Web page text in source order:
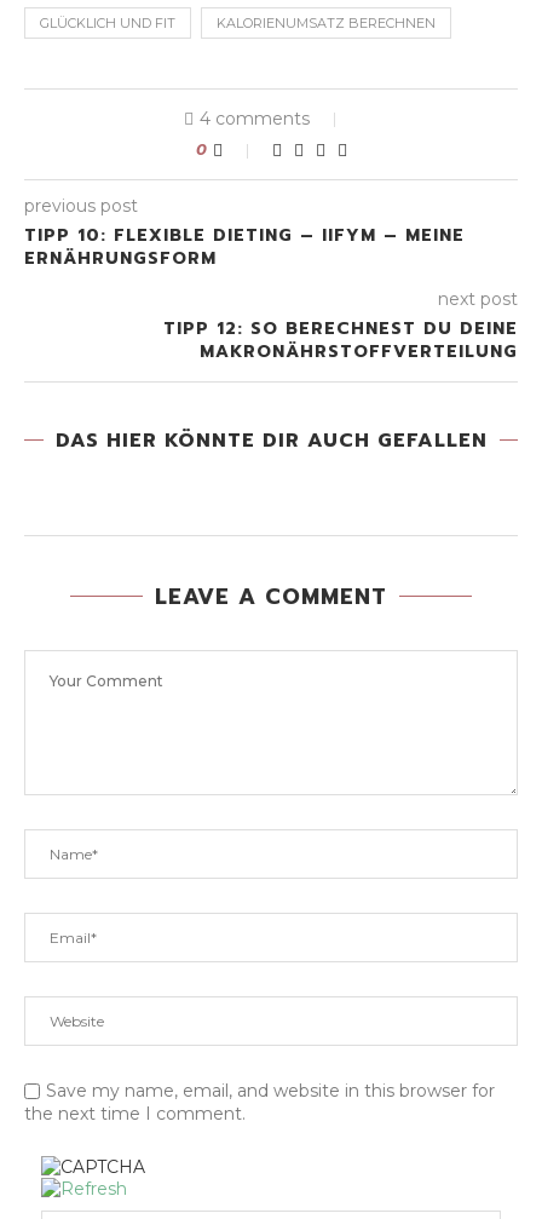
GLÜCKLICH UND FIT KALORIENUMSATZ BERECHNEN
4 comments
0
previous post
TIPP 10: FLEXIBLE DIETING – IIFYM – MEINE
ERNÄHRUNGSFORM
next post
TIPP 12: SO BERECHNEST DU DEINE
MAKRONÄHRSTOFFVERTEILUNG
DAS HIER KÖNNTE DIR AUCH GEFALLEN
LEAVE A COMMENT
Save my name, email, and website in this browser for
the next time I comment.